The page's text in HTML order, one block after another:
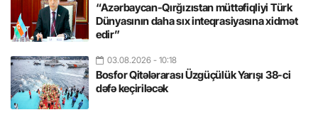
“Azərbaycan-Qırğızıstan müttəfiqliyi Türk
Dünyasının daha sıx inteqrasiyasına xidmət
edir”
03.08.2026 - 10:18
Bosfor Qitələrarası Üzgüçülük Yarışı 38-ci
dəfə keçiriləcək